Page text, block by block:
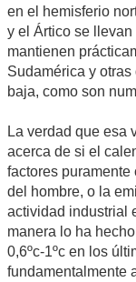
en el hemisferio
y el Ártico se
mantienen
Sudamérica y
baja, como son
La verdad que esa
acerca de si el
factores
del hombre, o la
actividad industrial
manera lo ha
0,6ºc-1ºc en los
fundamentalmente